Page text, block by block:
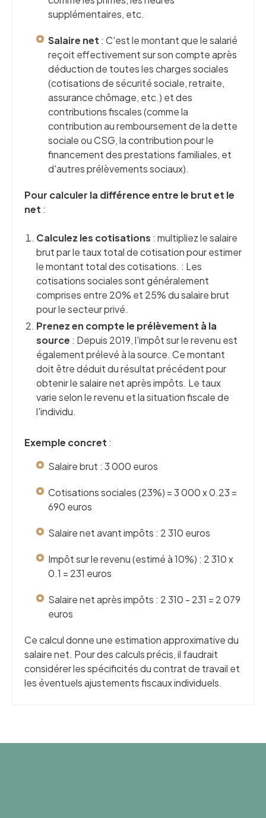
supplémentaires, etc.
Salaire net : C'est le montant que le salarié
reçoit effectivement sur son compte après
déduction de toutes les charges sociales
(cotisations de sécurité sociale, retraite,
assurance chômage, etc.) et des
contributions fiscales (comme la
contribution au remboursement de la dette
sociale ou CSG, la contribution pour le
financement des prestations familiales, et
d'autres prélèvements sociaux).
Pour calculer la différence entre le brut et le
net :
Calculez les cotisations : multipliez le salaire
brut par le taux total de cotisation pour estimer
le montant total des cotisations. : Les
cotisations sociales sont généralement
comprises entre 20% et 25% du salaire brut
pour le secteur privé.
Prenez en compte le prélèvement à la
source : Depuis 2019, l'impôt sur le revenu est
également prélevé à la source. Ce montant
doit être déduit du résultat précédent pour
obtenir le salaire net après impôts. Le taux
varie selon le revenu et la situation fiscale de
l'individu.
Exemple concret :
Salaire brut : 3 000 euros
Cotisations sociales (23%) = 3 000 x 0.23 =
690 euros
Salaire net avant impôts : 2 310 euros
Impôt sur le revenu (estimé à 10%) : 2 310 x
0.1 = 231 euros
Salaire net après impôts : 2 310 - 231 = 2 079
euros
Ce calcul donne une estimation approximative du
salaire net. Pour des calculs précis, il faudrait
considérer les spécificités du contrat de travail et
les éventuels ajustements fiscaux individuels.